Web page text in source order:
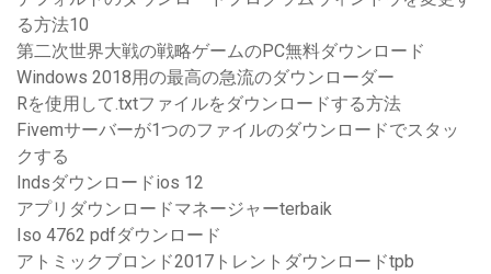
る方法10
第二次世界大戦の戦略ゲームのPC無料ダウンロード
Windows 2018用の最高の急流のダウンローダー
Rを使用して.txtファイルをダウンロードする方法
Fivemサーバーが1つのファイルのダウンロードでスタッ
クする
Indsダウンロードios 12
アプリダウンロードマネージャーterbaik
Iso 4762 pdfダウンロード
アトミックブロンド2017トレントダウンロードtpb